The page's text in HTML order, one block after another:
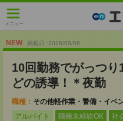
メニュー
NEW 掲載日 :2026/08/06
10回勤務でがっつ
どの誘導！＊夜勤
職種： その他軽作業・警備・イベ
アルバイト
職種未経験OK 社